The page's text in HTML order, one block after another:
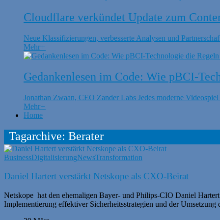
Cloudflare verkündet Update zum
Neue Klassifizierungen, verbesserte Analysen und
Mehr+
Gedankenlesen im Code: Wie pBCI-
Jonathan Zwaan, CEO Zander Labs Jedes moderne
Mehr+
Home
Tagarchive: Berater
BusinessDigitalisierungNewsTransformation
Daniel Hartert verstärkt Netskope als CXO-Beirat
Netskope hat den ehemaligen Bayer- und Philips-CIO Daniel
Implementierung effektiver Sicherheitsstrategien und der Umsetzung